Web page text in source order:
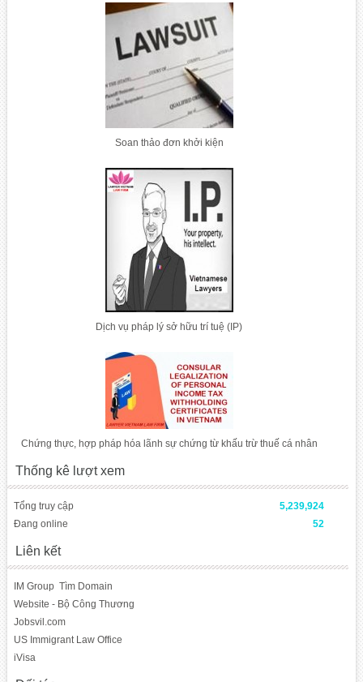
Soan thảo đơn khởi kiện
Dịch vụ pháp lý sở hữu trí tuệ (IP)
Chứng thực, hợp pháp hóa lãnh sự chứng từ khấu trừ thuế cá nhân
Thống kê lượt xem
Tổng truy cập
5,239,924
Đang online
52
Liên kết
IM Group Tìm Domain
Website - Bộ Công Thương
Jobsvil.com
US Immigrant Law Office
iVisa